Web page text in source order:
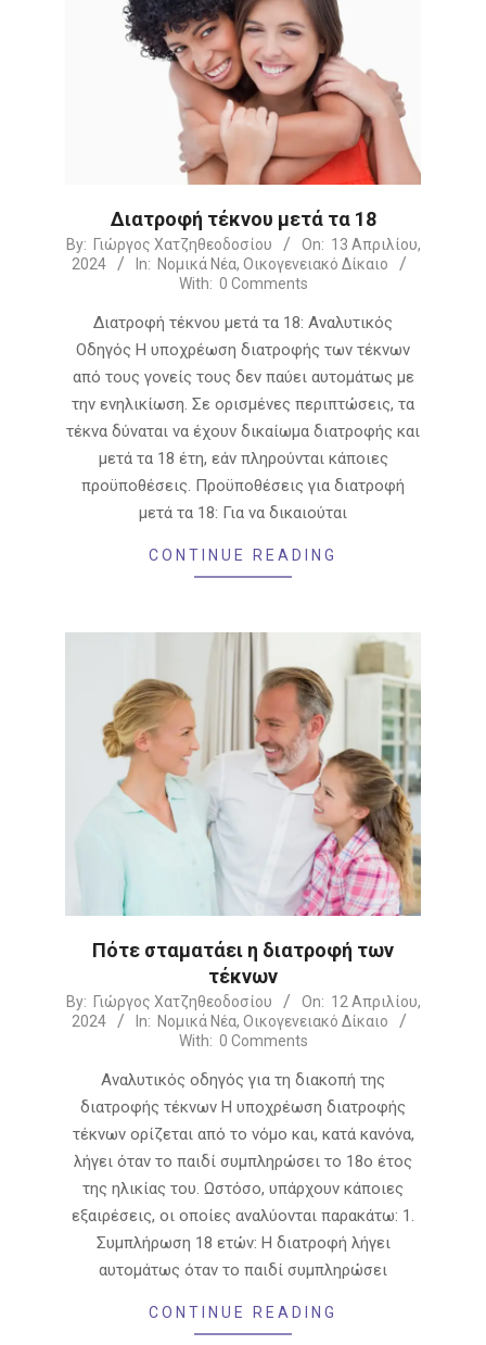
Διατροφή τέκνου μετά τα 18
2024-
04-
By: Γιώργος Χατζηθεοδοσίου On: 13 Απριλίου,
2024
In: Νομικά Νέα, Οικογενειακό Δίκαιο
With: 0 Comments
Διατροφή τέκνου μετά τα 18: Αναλυτικός
Οδηγός Η υποχρέωση διατροφής των τέκνων
από τους γονείς τους δεν παύει αυτομάτως με
την ενηλικίωση. Σε ορισμένες περιπτώσεις, τα
τέκνα δύναται να έχουν δικαίωμα διατροφής και
μετά τα 18 έτη, εάν πληρούνται κάποιες
προϋποθέσεις. Προϋποθέσεις για διατροφή
μετά τα 18: Για να δικαιούται
CONTINUE READING
Πότε σταματάει η διατροφή των
τέκνων
2024-
04-
By: Γιώργος Χατζηθεοδοσίου On: 12 Απριλίου,
2024
In: Νομικά Νέα, Οικογενειακό Δίκαιο
With: 0 Comments
Αναλυτικός οδηγός για τη διακοπή της
διατροφής τέκνων Η υποχρέωση διατροφής
τέκνων ορίζεται από το νόμο και, κατά κανόνα,
λήγει όταν το παιδί συμπληρώσει το 18ο έτος
της ηλικίας του. Ωστόσο, υπάρχουν κάποιες
εξαιρέσεις, οι οποίες αναλύονται παρακάτω: 1.
Συμπλήρωση 18 ετών: Η διατροφή λήγει
αυτομάτως όταν το παιδί συμπληρώσει
CONTINUE READING